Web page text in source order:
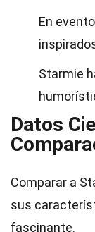
En
Starmie
Datos
Comparar a
sus
fascinante.